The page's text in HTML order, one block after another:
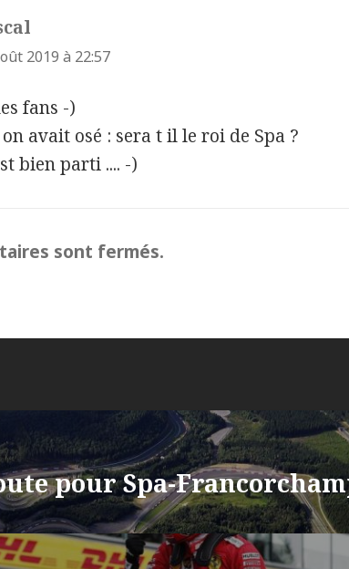
2019 à 22:57
fans -)
avait osé : sera t il le roi de Spa ?
bien parti .... -)
sont fermés.
pour Spa-